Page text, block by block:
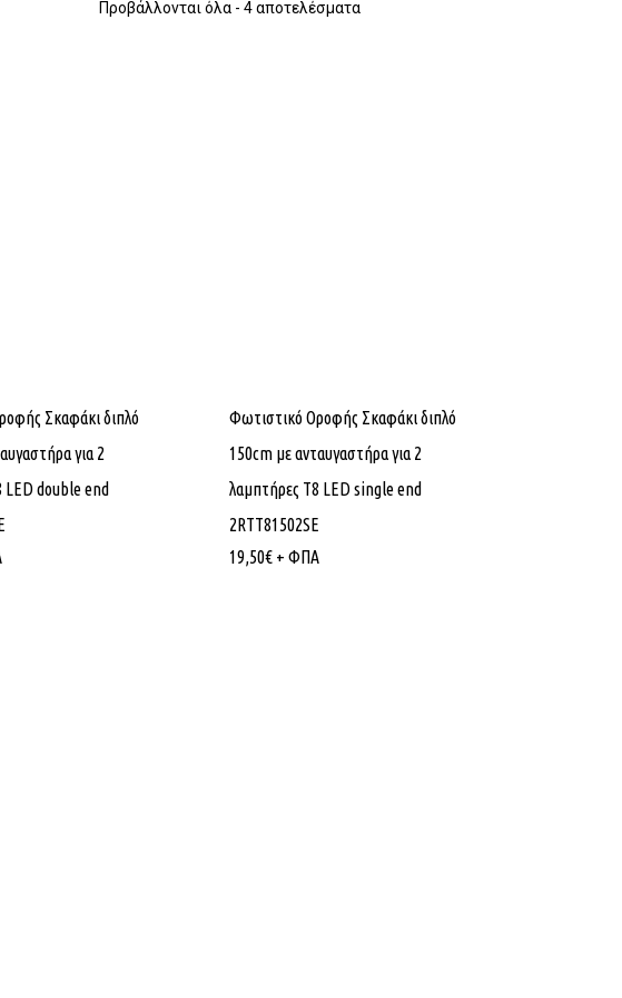
Προβάλλονται όλα - 4 αποτελέσματα
Σκαφάκι διπλό
για 2
LED double end
Φωτιστικό Οροφής Σκαφάκι διπλό
150cm με ανταυγαστήρα για 2
λαμπτήρες T8 LED single end
2RTT81502SE
19,50€ + ΦΠΑ